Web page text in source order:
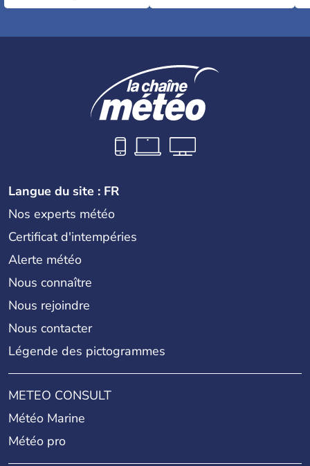
Langue du site : FR
Nos experts météo
Certificat d'intempéries
Alerte météo
Nous connaître
Nous rejoindre
Nous contacter
Légende des pictogrammes
METEO CONSULT
Météo Marine
Météo pro